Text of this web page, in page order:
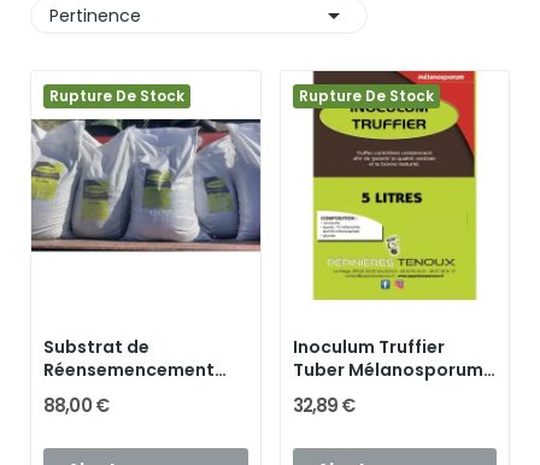
Pertinence 
Rupture De Stock
Substrat de
Réensemencement
truffier...
88,00 €
Rupture De Stock
Inoculum Truffier
Tuber Mélanosporum
(Sac de 5...
32,89 €